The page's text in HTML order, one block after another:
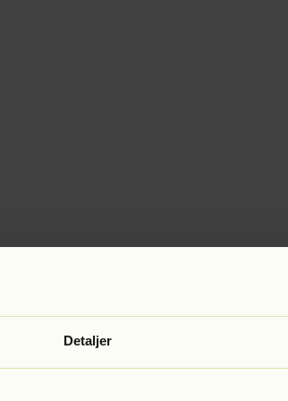
Detaljer